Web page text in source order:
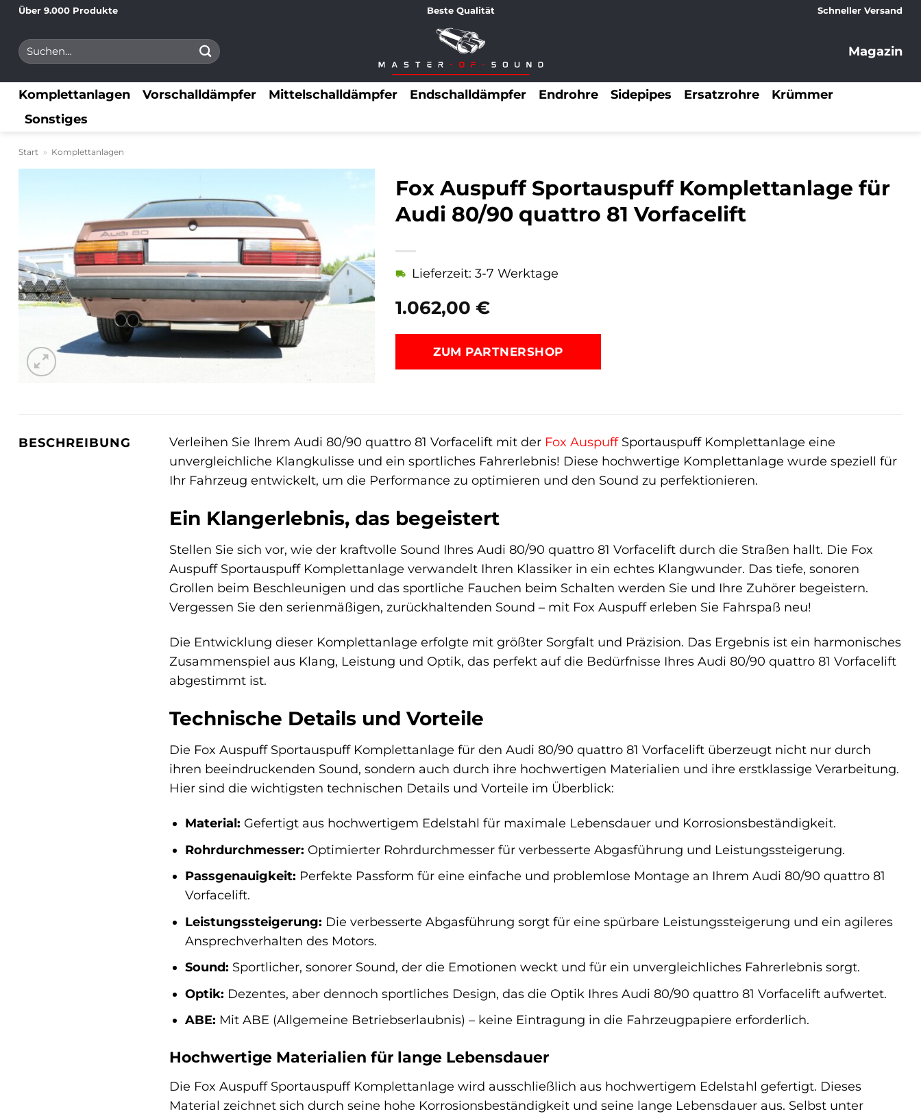
Zum
springen
Über 9.000 Produkte Beste Qualität Schneller Versand
Suchen
nach:
Magazin
Komplettanlagen Vorschalldämpfer Mittelschalldämpfer Endschalldämpfer Endrohre Sidepipes Ersatzrohre
Krümmer
Sonstiges
Start » Komplettanlagen
Fox Auspuff Sportauspuff Komplettanlage für
Audi 80/90 quattro 81 Vorfacelift
1.062,00 €
Lieferzeit: 3-7 Werktage
ZUM PARTNERSHOP
BESCHREIBUNG Verleihen Sie Ihrem Audi 80/90 quattro 81 Vorfacelift mit der Fox AuspuffSportauspuff Komplettanlage eine
unvergleichliche Klangkulisse und ein sportliches Fahrerlebnis! Diese hochwertige Komplettanlage wurde speziell für
Ihr Fahrzeug entwickelt, um die Performance zu optimieren und den Sound zu perfektionieren.
Ein Klangerlebnis, das begeistert
Stellen Sie sich vor, wie der kraftvolle Sound Ihres Audi 80/90 quattro 81 Vorfacelift durch die Straßen hallt. Die Fox
Auspuff Sportauspuff Komplettanlage verwandelt Ihren Klassiker in ein echtes Klangwunder. Das tiefe, sonoren
Grollen beim Beschleunigen und das sportliche Fauchen beim Schalten werden Sie und Ihre Zuhörer begeistern.
Vergessen Sie den serienmäßigen, zurückhaltenden Sound – mit Fox Auspuff erleben Sie Fahrspaß neu!
Die Entwicklung dieser Komplettanlage erfolgte mit größter Sorgfalt und Präzision. Das Ergebnis ist ein harmonisches
Zusammenspiel aus Klang, Leistung und Optik, das perfekt auf die Bedürfnisse Ihres Audi 80/90 quattro 81 Vorfacelift
abgestimmt ist.
Technische Details und Vorteile
Die Fox Auspuff Sportauspuff Komplettanlage für den Audi 80/90 quattro 81 Vorfacelift überzeugt nicht nur durch
ihren beeindruckenden Sound, sondern auch durch ihre hochwertigen Materialien und ihre erstklassige Verarbeitung.
Hier sind die wichtigsten technischen Details und Vorteile im Überblick:
Material: Gefertigt aus hochwertigem Edelstahl für maximale Lebensdauer und Korrosionsbeständigkeit.
Rohrdurchmesser: Optimierter Rohrdurchmesser für verbesserte Abgasführung und Leistungssteigerung.
Passgenauigkeit: Perfekte Passform für eine einfache und problemlose Montage an Ihrem Audi 80/90 quattro 81
Vorfacelift.
Leistungssteigerung: Die verbesserte Abgasführung sorgt für eine spürbare Leistungssteigerung und ein agileres
Ansprechverhalten des Motors.
Sound: Sportlicher, sonorer Sound, der die Emotionen weckt und für ein unvergleichliches Fahrerlebnis sorgt.
Optik: Dezentes, aber dennoch sportliches Design, das die Optik Ihres Audi 80/90 quattro 81 Vorfacelift aufwertet.
ABE: Mit ABE (Allgemeine Betriebserlaubnis) – keine Eintragung in die Fahrzeugpapiere erforderlich.
Hochwertige Materialien für lange Lebensdauer
Die Fox Auspuff Sportauspuff Komplettanlage wird ausschließlich aus hochwertigem Edelstahl gefertigt. Dieses
Material zeichnet sich durch seine hohe Korrosionsbeständigkeit und seine lange Lebensdauer aus. Selbst unter